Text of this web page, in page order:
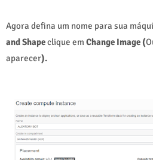
Agora defina um nome para sua
and Shapeclique em Change Image (
aparecer).